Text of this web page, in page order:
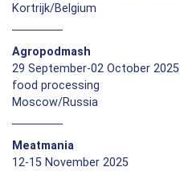
Kortrijk/Belgium
Agropodmash
29 September-02 October 2025
food processing
Moscow/Russia
Meatmania
12-15 November 2025